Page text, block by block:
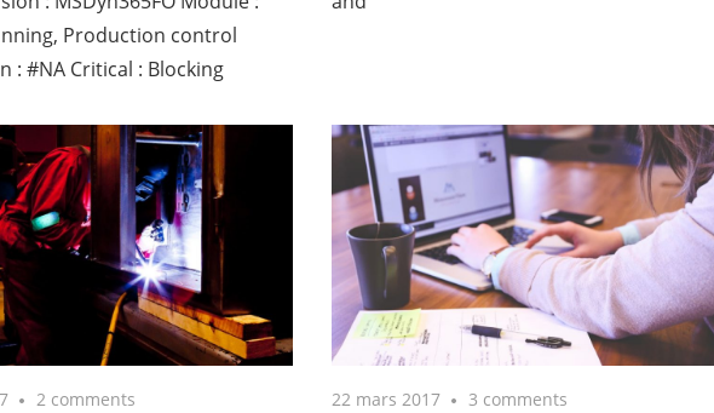
Production control
: #NA Critical : Blocking
2 comments 22 mars 2017 3 comments